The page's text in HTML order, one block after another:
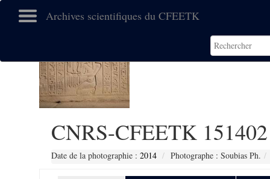
Archives scientifiques du CFEETK
CNRS-CFEETK 151402
Date de la photographie : 2014 Photographe : Soubias Ph.